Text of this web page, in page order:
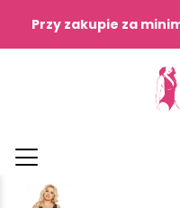
Przy zakupie za